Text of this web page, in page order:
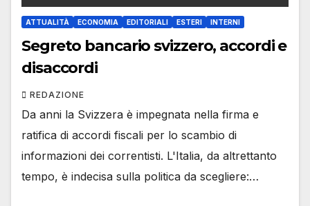
ATTUALITÀ ECONOMIA EDITORIALI ESTERI INTERNI
Segreto bancario svizzero, accordi e
disaccordi
REDAZIONE
Da anni la Svizzera è impegnata nella firma e
ratifica di accordi fiscali per lo scambio di
informazioni dei correntisti. L'Italia, da altrettanto
tempo, è indecisa sulla politica da scegliere:…